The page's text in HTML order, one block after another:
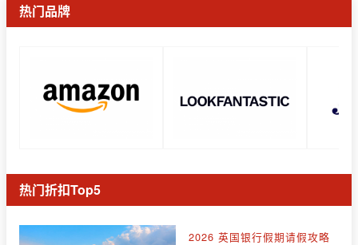
热门品牌
热门折扣Top5
2026 英国银行假期请假攻略